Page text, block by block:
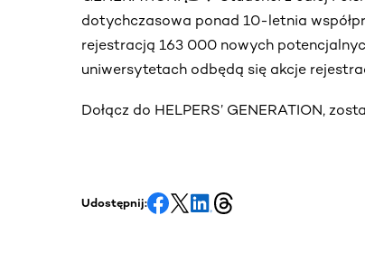
dotychczasowa ponad 10-letnia
rejestracją 163 000 nowych
uniwersytetach odbędą się akcje
Dołącz do HELPERS’ GENERATION,
Udostępnij: